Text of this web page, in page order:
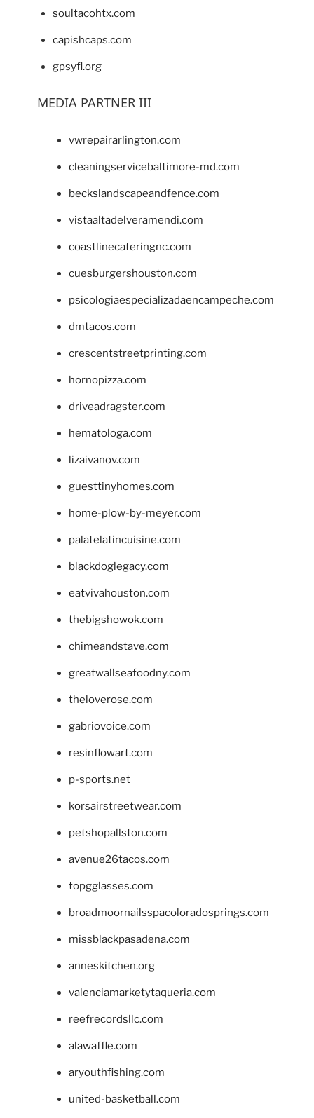
soultacohtx.com
capishcaps.com
gpsyfl.org
MEDIA PARTNER III
vwrepairarlington.com
cleaningservicebaltimore-md.com
beckslandscapeandfence.com
vistaaltadelveramendi.com
coastlinecateringnc.com
cuesburgershouston.com
psicologiaespecializadaencampeche.com
dmtacos.com
crescentstreetprinting.com
hornopizza.com
driveadragster.com
hematologa.com
lizaivanov.com
guesttinyhomes.com
home-plow-by-meyer.com
palatelatincuisine.com
blackdoglegacy.com
eatvivahouston.com
thebigshowok.com
chimeandstave.com
greatwallseafoodny.com
theloverose.com
gabriovoice.com
resinflowart.com
p-sports.net
korsairstreetwear.com
petshopallston.com
avenue26tacos.com
topgglasses.com
broadmoornailsspacoloradosprings.com
missblackpasadena.com
anneskitchen.org
valenciamarketytaqueria.com
reefrecordsllc.com
alawaffle.com
aryouthfishing.com
united-basketball.com